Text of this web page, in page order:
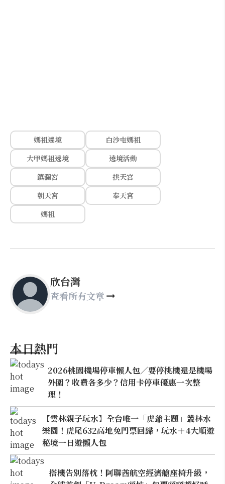
媽祖遶境
白沙屯媽祖
大甲媽祖遶境
遶境活動
鎮瀾宮
拱天宮
朝天宮
奉天宮
媽祖
欣台灣
查看所有文章
本日熱門
2026桃園機場停車懶人包／要停桃機還是機場
外圍？收費各多少？信用卡停車優惠一次整
理！
【雲林親子玩水】全台唯一「虎爺主題」叢林水
樂園！虎尾632高地免門票回歸，玩水＋4大順遊
秘境一日遊懶人包
搭機告別落枕！阿聯酋航空經濟艙座椅升級，